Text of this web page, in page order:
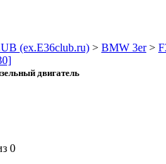
(ex.E36club.ru) > BMW 3er >
двигатель
0